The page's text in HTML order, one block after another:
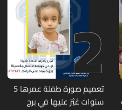
2
تعميم صورة طفلة عمرها 5
سنوات عُثِرَ عليها في برج